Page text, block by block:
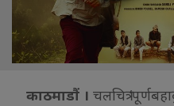
काठमाडौं । चलचित्र